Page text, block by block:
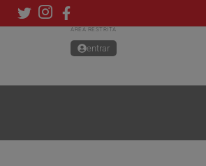
ÁREA RESTRITA
entrar